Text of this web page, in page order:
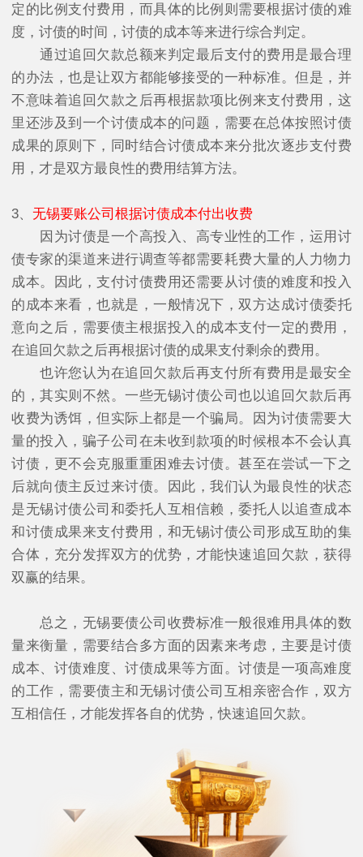
定的比例支付费用，而具体的比例则需要根据讨债的难
度，讨债的时间，讨债的成本等来进行综合判定。
通过追回欠款总额来判定最后支付的费用是最合理
的办法，也是让双方都能够接受的一种标准。但是，并
不意味着追回欠款之后再根据款项比例来支付费用，这
里还涉及到一个讨债成本的问题，需要在总体按照讨债
成果的原则下，同时结合讨债成本来分批次逐步支付费
用，才是双方最良性的费用结算方法。
3、 无锡要账公司根据讨债成本付出收费
因为讨债是一个高投入、高专业性的工作，运用讨
债专家的渠道来进行调查等都需要耗费大量的人力物力
成本。因此，支付讨债费用还需要从讨债的难度和投入
的成本来看，也就是，一般情况下，双方达成讨债委托
意向之后，需要债主根据投入的成本支付一定的费用，
在追回欠款之后再根据讨债的成果支付剩余的费用。
也许您认为在追回欠款后再支付所有费用是最安全
的，其实则不然。一些无锡讨债公司也以追回欠款后再
收费为诱饵，但实际上都是一个骗局。因为讨债需要大
量的投入，骗子公司在未收到款项的时候根本不会认真
讨债，更不会克服重重困难去讨债。甚至在尝试一下之
后就向债主反过来讨债。因此，我们认为最良性的状态
是无锡讨债公司和委托人互相信赖，委托人以追查成本
和讨债成果来支付费用，和无锡讨债公司形成互助的集
合体，充分发挥双方的优势，才能快速追回欠款，获得
双赢的结果。
总之，无锡要债公司收费标准一般很难用具体的数
量来衡量，需要结合多方面的因素来考虑，主要是讨债
成本、讨债难度、讨债成果等方面。讨债是一项高难度
的工作，需要债主和无锡讨债公司互相亲密合作，双方
互相信任，才能发挥各自的优势，快速追回欠款。